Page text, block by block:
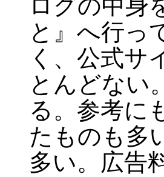
ログの中身
と』へ行っ
く、公式サ
とんどない
る。参考に
たものも多
多い。広告